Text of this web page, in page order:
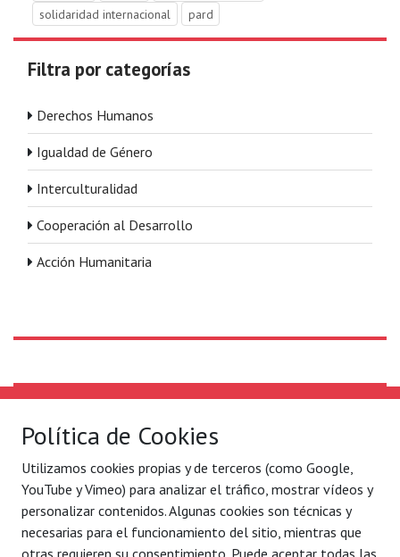
solidaridad internacional
pard
Filtra por categorías
Derechos Humanos
Igualdad de Género
Interculturalidad
Cooperación al Desarrollo
Acción Humanitaria
Quiénes somos
Con quién
Contacto
Por ejes de acción
Blog
Agenda
Legal
C/ Conde Mirasol 7 bajo.
Política de Cookies
Utilizamos cookies propias y de terceros (como Google,
YouTube y Vimeo) para analizar el tráfico, mostrar vídeos y
personalizar contenidos. Algunas cookies son técnicas y
necesarias para el funcionamiento del sitio, mientras que
otras requieren su consentimiento. Puede aceptar todas las